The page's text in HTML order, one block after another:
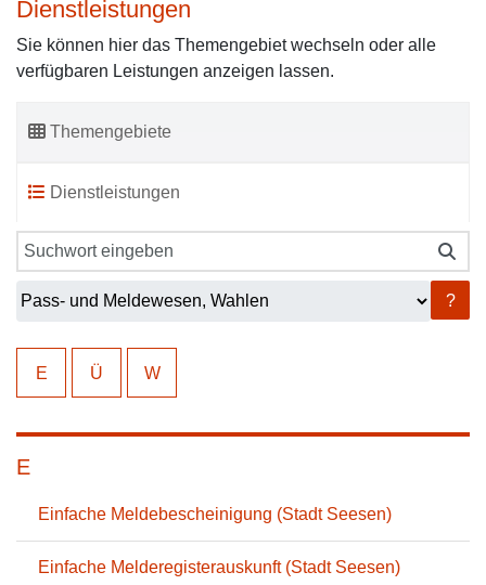
Dienstleistungen
Sie können hier das Themengebiet wechseln oder alle
verfügbaren Leistungen anzeigen lassen.
Themengebiete
Dienstleistungen
?
E Ü W
E
Einfache Meldebescheinigung (Stadt Seesen)
Einfache Melderegisterauskunft (Stadt Seesen)